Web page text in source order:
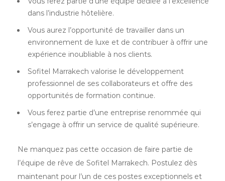
dans l’industrie hôtelière.
Vous aurez l’opportunité de travailler dans un
environnement de luxe et de contribuer à offrir une
expérience inoubliable à nos clients.
Sofitel Marrakech valorise le développement
professionnel de ses collaborateurs et offre des
opportunités de formation continue.
Vous ferez partie d’une entreprise renommée qui
s’engage à offrir un service de qualité supérieure.
Ne manquez pas cette occasion de faire partie de
l’équipe de rêve de Sofitel Marrakech. Postulez dès
maintenant pour l’un de ces postes exceptionnels et